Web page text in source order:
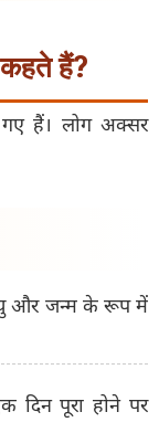
कहते हैं?
हैं। लोग अक्सर
और जन्म के रूप में
दिन पूरा होने पर